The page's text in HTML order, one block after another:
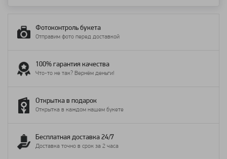
Фотоконтроль букета
Отправим фото перед доставкой
100% гарантия качества
Что-то не так? Вернём деньги!
Открытка в подарок
Открытка в каждом нашем букете
Бесплатная доставка 24/7
Доставка точно в срок за 2 часа